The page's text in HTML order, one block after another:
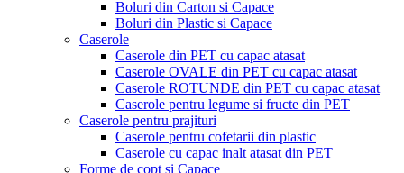
Boluri din Carton si Capace
Boluri din Plastic si Capace
Caserole
Caserole din PET cu capac atasat
Caserole OVALE din PET cu capac atasat
Caserole ROTUNDE din PET cu capac atasat
Caserole pentru legume si fructe din PET
Caserole pentru prajituri
Caserole pentru cofetarii din plastic
Caserole cu capac inalt atasat din PET
Forme de copt si Capace